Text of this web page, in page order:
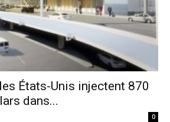
États-Unis injectent 870
dans...
0